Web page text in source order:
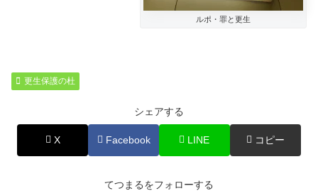
ルポ・罪と更生
更生保護の杜
シェアする
X Facebook LINE コピー
てつまるをフォローする